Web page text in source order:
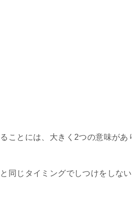
ことには、大きく2つの意味があ
同じタイミングでしつけをしな